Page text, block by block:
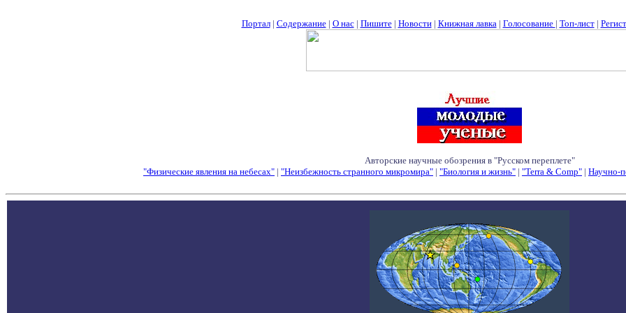
Портал| Содержание| О нас| Пишите| Новости| Книжная лавка| Голосование | Топ-лист|
Авторские научные обозрения в "Русском переплете"
"Физические явления на небесах" | "Неизбежность странного микромира" | "Биология и жизнь" | "Terra & Comp" | Научно-